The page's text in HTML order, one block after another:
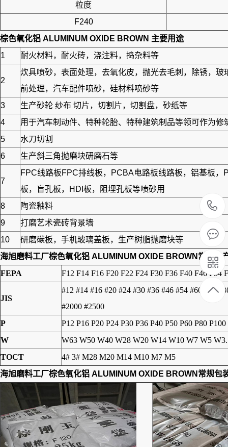
粒度
F240
棕色氧化铝 ALUMINUM OXIDE BROWN 主要用途
1
耐火材料，耐火砖，浇注料，捣杂料等
2
炊具喷砂，表面处理，去氧化皮，抛光去毛刺，除锈，
前处理，汽车配件喷砂，硅材料喷砂等
3
生产砂轮 纱布 切片，切割片，切割盘，砂纸等
4
用于汽车制动件、特种轮胎、特种建筑制品等领可作为
5
水刀切割
6
生产斜三角抛磨块研磨石等
7
FPC线路板FPC排线板，PCBA电路板线路板，铝基板
板，盲孔板，HDI板，阻埋孔板等喷砂用
8
陶瓷釉料
9
打磨艺术瓷砖背景墙
10
研磨碳板，手机玻璃盖板，生产树脂抛磨块等
海旭磨料工厂棕色氧化铝 ALUMINUM OXIDE BROWN 常规生
FEPA
F12 F14 F16 F20 F22 F24 F30 F36 F40 F46 F54
JIS
#12 #14 #16 #20 #24 #30 #36 #46 #54 #60 #70
#2000 #2500
P
P12 P16 P20 P24 P30 P36 P40 P50 P60 P80
W
W63 W50 W40 W28 W20 W14 W10 W7 W5
TOCT
4# 3# M28 M20 M14 M10 M7 M5
海旭磨料工厂棕色氧化铝 ALUMINUM OXIDE BROWN 常规包